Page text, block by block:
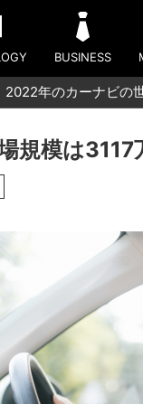
BUSINESS
2022年のカーナビの
規模は3117